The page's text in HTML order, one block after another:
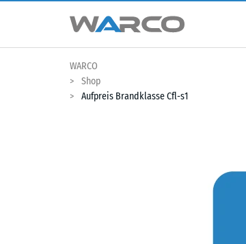
WARCO
Shop
Aufpreis Brandklasse Cfl-s1